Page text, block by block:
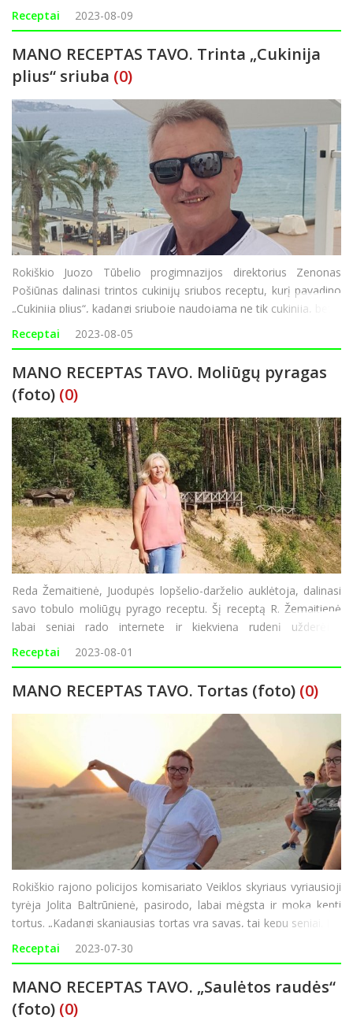
šeimai, nes jame naudojami tik sveikatai pala
Receptai 2023-08-09
MANO RECEPTAS TAVO. Trinta „Cukinija
plius“ sriuba (0)
Rokiškio Juozo Tūbelio progimnazijos direktorius Zenonas
Pošiūnas dalinasi trintos cukinijų sriubos receptu, kurį pavadino
„Cukinija plius“, kadangi sriuboje naudojama ne tik cukinija, bet ir
kiti daug skonio suteikiantys ingredientai. „Nesu labai didelis
Receptai 2023-08-05
MANO RECEPTAS TAVO. Moliūgų pyragas
(foto) (0)
Reda Žemaitienė, Juodupės lopšelio-darželio auklėtoja, dalinasi
savo tobulo moliūgų pyrago receptu. Šį receptą R. Žemaitienė
labai seniai rado internete ir kiekvieną rudenį užderėjus
moliūgams suskubsta kepti šį pyragą. Pasak R. Žemaitienės,
pyragą galima kepti ir iš turi
Receptai 2023-08-01
MANO RECEPTAS TAVO. Tortas (foto) (0)
Rokiškio rajono policijos komisariato Veiklos skyriaus vyriausioji
tyrėja Jolita Baltrūnienė, pasirodo, labai mėgsta ir moka kepti
tortus. „Kadangi skaniausias tortas yra savas, tai kepu seniai. Nė
vienas vaikų gimtadienis nepraeidavo be torto. O šį tortą
gaminti išmokau
Receptai 2023-07-30
MANO RECEPTAS TAVO. „Saulėtos raudės“
(foto) (0)